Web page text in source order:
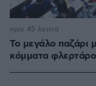
Το μεγάλο παζάρι
κόμματα
πριν 45 λεπτά